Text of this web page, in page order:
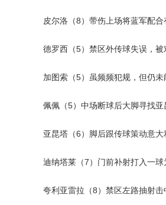
皮尔洛（8）带伤上场将蓝军配合有
德罗西（5）禁区外传球失误，被对
加图索（5）虽频频犯规，但仍未能
佩佩（5）中场断球后大脚寻找亚昆
亚昆塔（6）脚后跟传球策动意大利
迪纳塔莱（7）门前补射打入一球为
夸利亚雷拉（8）禁区左路抽射击中